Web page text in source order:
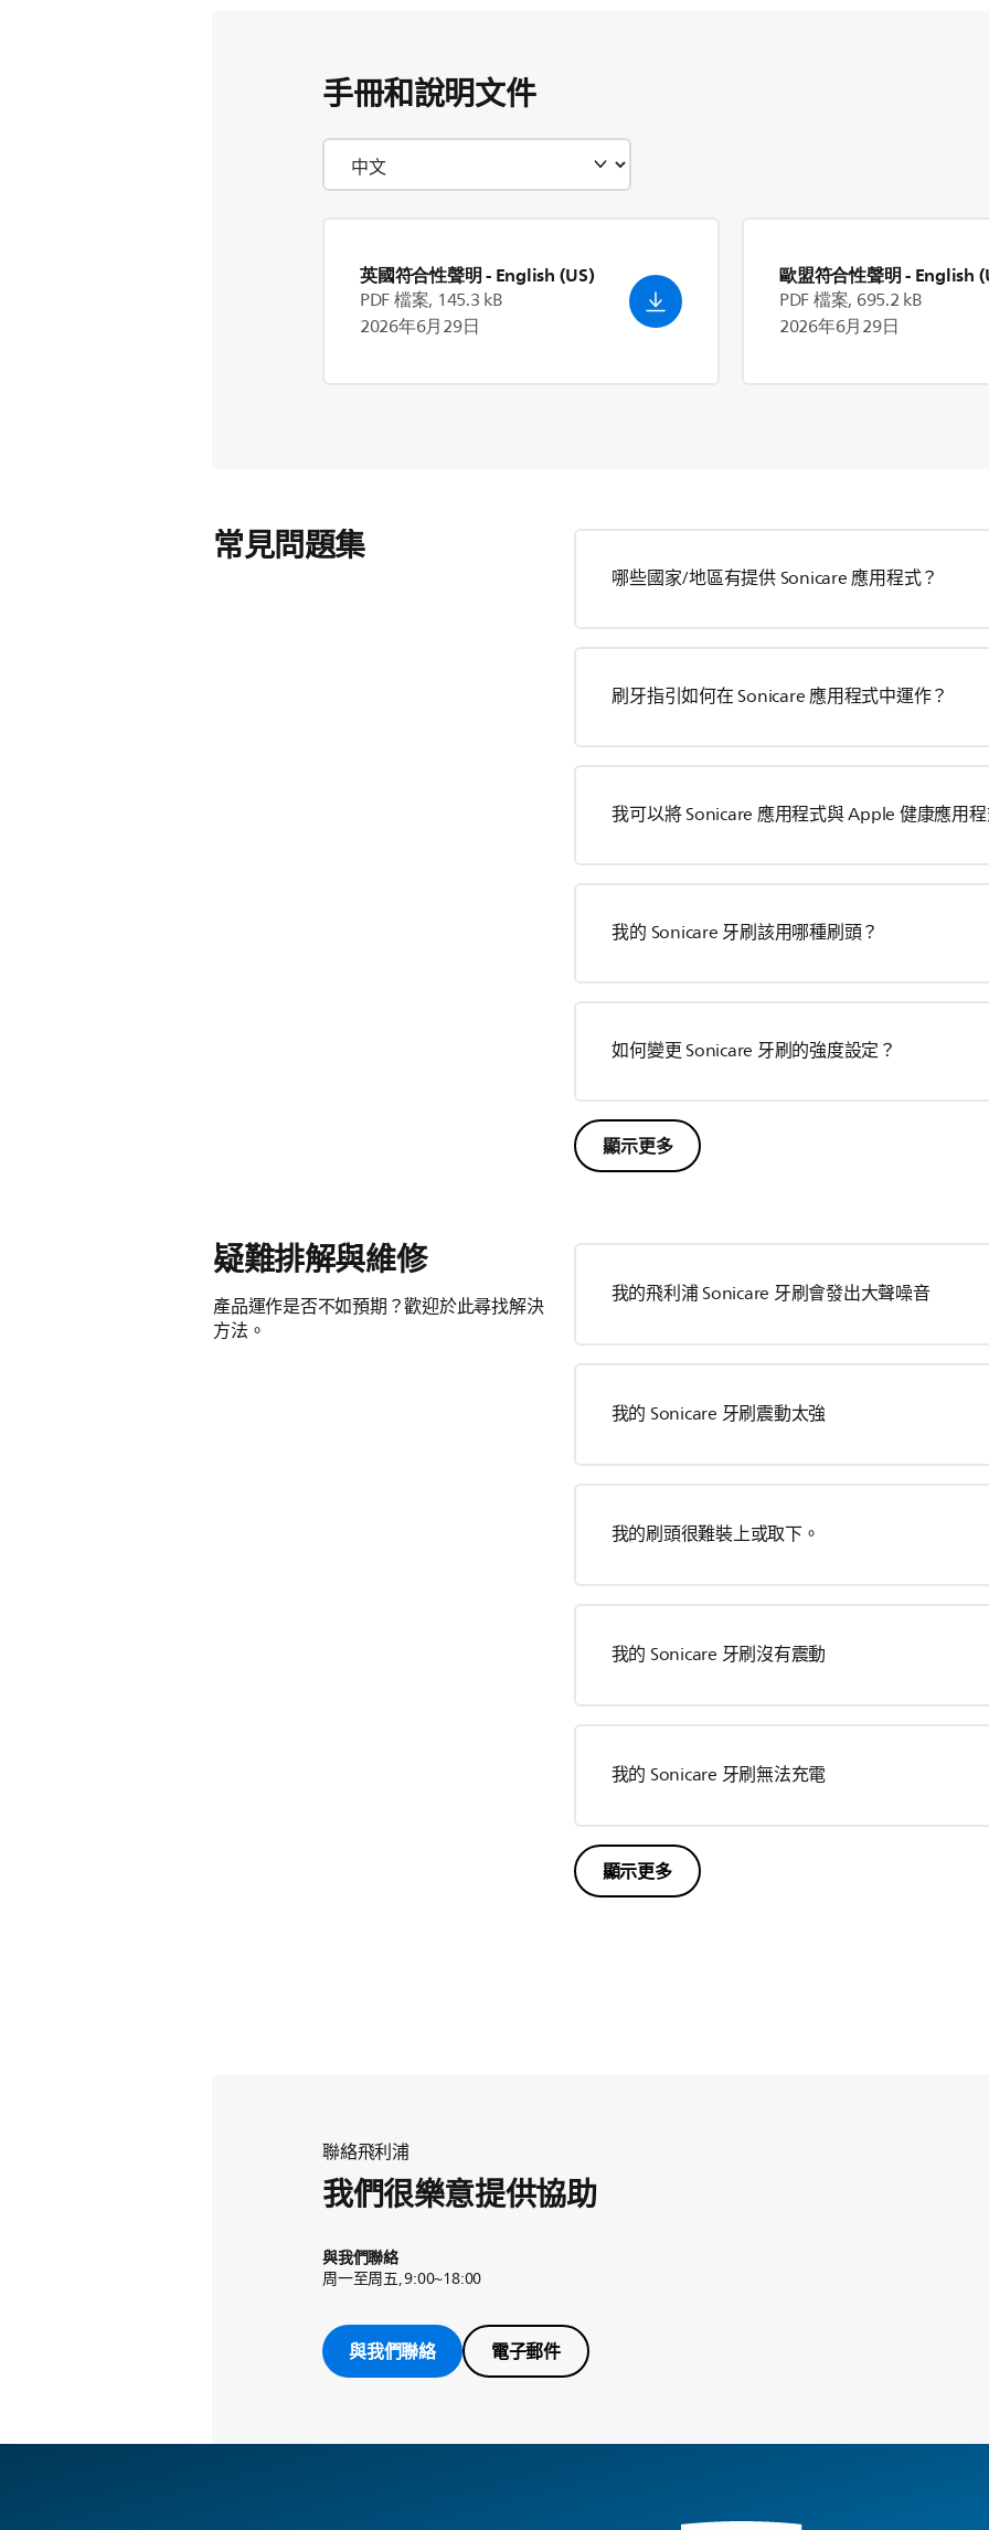
手冊和說明文件
英國符合性聲明- English (US)
PDF 檔案, 145.3 kB
2026年6月29日
歐盟符合性聲明- English
PDF 檔案, 695.2 kB
2026年6月29日
常見問題集
哪些國家/地區有提供 Sonicare 應用程式？
刷牙指引如何在 Sonicare 應用程式中運作？
我可以將 Sonicare 應用程式與 Apple 健康應用
我的 Sonicare 牙刷該用哪種刷頭？
如何變更 Sonicare 牙刷的強度設定？
顯示更多
疑難排解與維修
產品運作是否不如預期？歡迎於此尋找解決
方法。
我的飛利浦 Sonicare 牙刷會發出大聲噪音
我的 Sonicare 牙刷震動太強
我的刷頭很難裝上或取下。
我的 Sonicare 牙刷沒有震動
我的 Sonicare 牙刷無法充電
顯示更多
聯絡飛利浦
我們很樂意提供協助
與我們聯絡
周一至周五, 9:00~18:00
與我們聯絡 電子郵件